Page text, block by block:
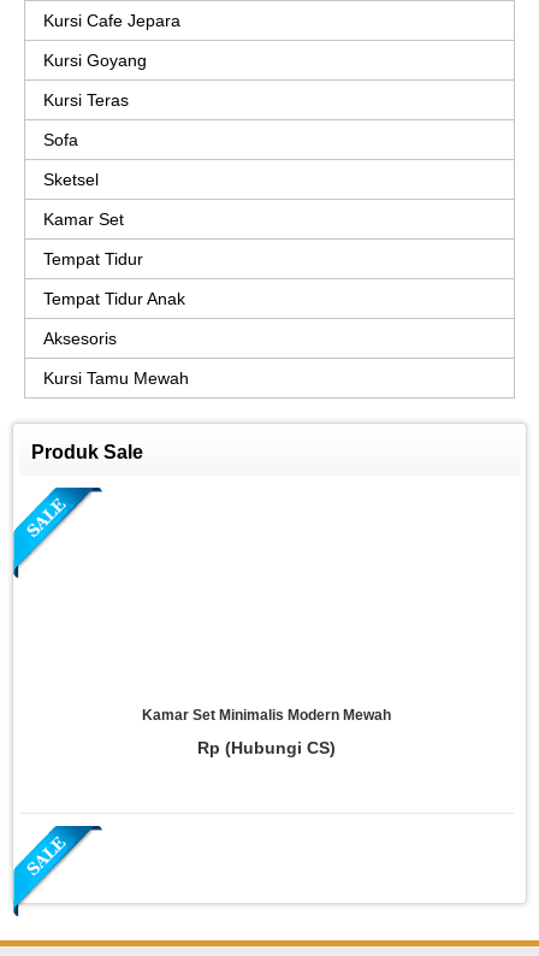
Kursi Cafe Jepara
Kursi Goyang
Kursi Teras
Sofa
Sketsel
Kamar Set
Tempat Tidur
Tempat Tidur Anak
Aksesoris
Kursi Tamu Mewah
Produk Sale
Kamar Set Minimalis Modern Mewah
Rp (Hubungi CS)